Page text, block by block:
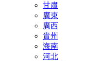
甘肅
廣東
廣西
貴州
海南
河北